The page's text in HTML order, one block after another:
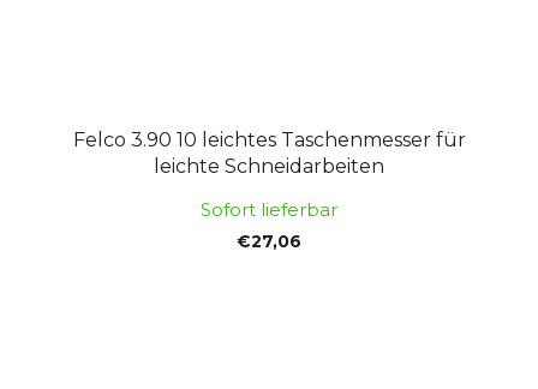
Felco 3.90 10 leichtes Taschenmesser für
leichte Schneidarbeiten
Sofort lieferbar
€27,06